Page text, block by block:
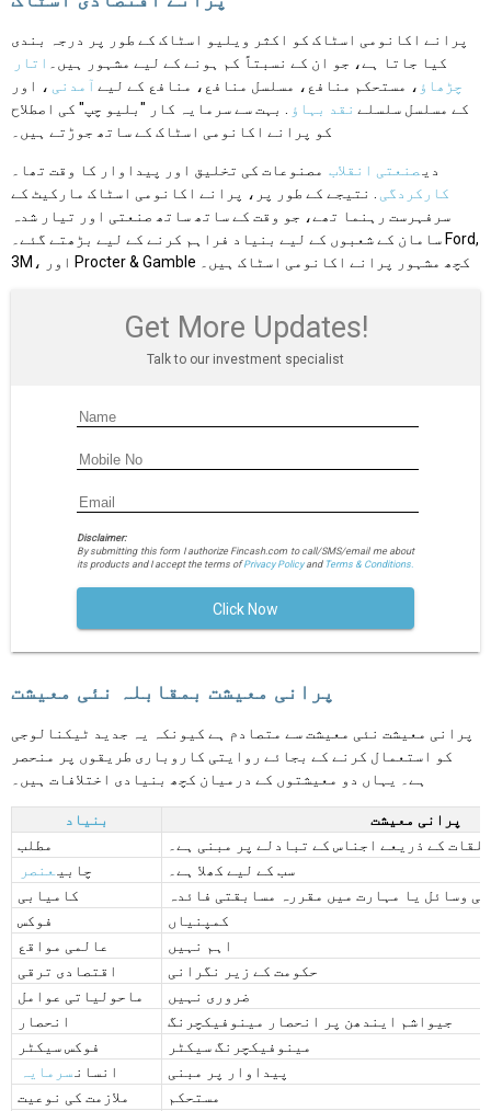
پرانے اکانومی اسٹاک کو اکثر ویلیو اسٹاک کے طور پر درجہ بندی
کیا جاتا ہے، جو ان کے نسبتاً کم ہونے کے لیے مشہور ہیں۔ اتار
چڑھاؤ ، مستحکم منافع، مسلسل منافع، منافع کے لیے آمدنی ، اور
کے مسلسل سلسلے نقد بہاؤ . بہت سے سرمایہ کار "بلیو چپ" کی اصطلاح
کو پرانے اکانومی اسٹاک کے ساتھ جوڑتے ہیں۔
دیصنعتی انقلاب مصنوعات کی تخلیق اور پیداوار کا وقت تھا۔
کارکردگی . نتیجے کے طور پر، پرانے اکانومی اسٹاک مارکیٹ کے
سرفہرست رہنما تھے، جو وقت کے ساتھ ساتھ صنعتی اور تیار شدہ
سامان کے شعبوں کے لیے بنیاد فراہم کرنے کے لیے بڑھتے گئے۔ Ford,
3M، اور Procter & Gamble کچھ مشہور پرانے اکانومی اسٹاک ہیں۔
Get More Updates!
Talk to our investment specialist
Disclaimer:
By submitting this form I authorize Fincash.com to call/SMS/email me about
its products and I accept the terms ofPrivacy Policyand Terms & Conditions.
Click Now
پرانی معیشت بمقابلہ نئی معیشت
پرانی معیشت نئی معیشت سے متصادم ہے کیونکہ یہ جدید ٹیکنالوجی
کو استعمال کرنے کے بجائے روایتی کاروباری طریقوں پر منحصر
ہے۔ یہاں دو معیشتوں کے درمیان کچھ بنیادی اختلافات ہیں۔
بنیاد
پرانی معیشت
مطلب
کے ذریعے اجناس کے تبادلے پر مبنی ہے۔
چابی عنصر
سب کے لیے کھلا ہے۔
کامیابی
وسائل یا مہارت میں مقررہ مسابقتی فائدہ
فوکس
کمپنیاں
عالمی مواقع
اہم نہیں
اقتصادی ترقی
حکومت کے زیر نگرانی
ماحولیاتی عوامل
ضروری نہیں
انحصار
جیواشم ایندھن پر انحصار مینوفیکچرنگ
فوکس سیکٹر
مینوفیکچرنگ سیکٹر
انسان سرمایہ
پیداوار پر مبنی
ملازمت کی نوعیت
مستحکم